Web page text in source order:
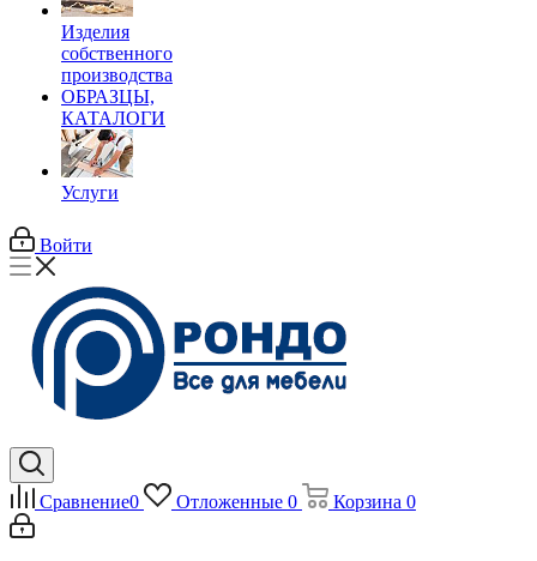
Изделия
собственного
производства
ОБРАЗЦЫ,
КАТАЛОГИ
Услуги
Войти
Сравнение0 Отложенные 0 Корзина 0